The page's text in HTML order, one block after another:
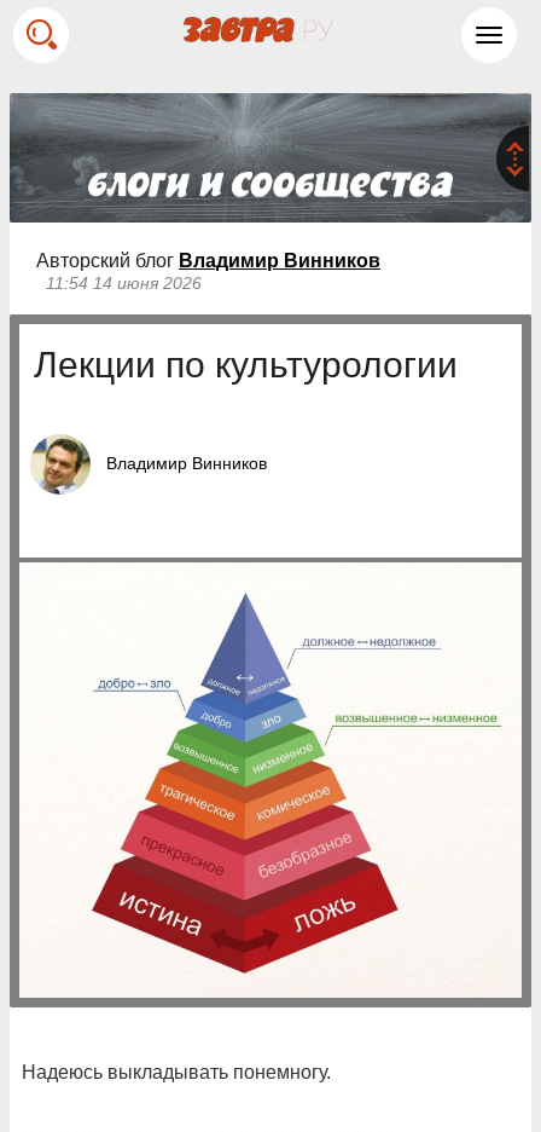
Авторский блог Владимир Винников
11:54 14 июня 2026
Лекции по культурологии
Владимир Винников
Надеюсь выкладывать понемногу.